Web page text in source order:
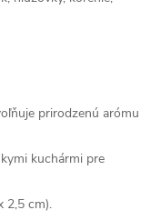
prirodzenú arómu
kuchármi pre
2,5 cm).